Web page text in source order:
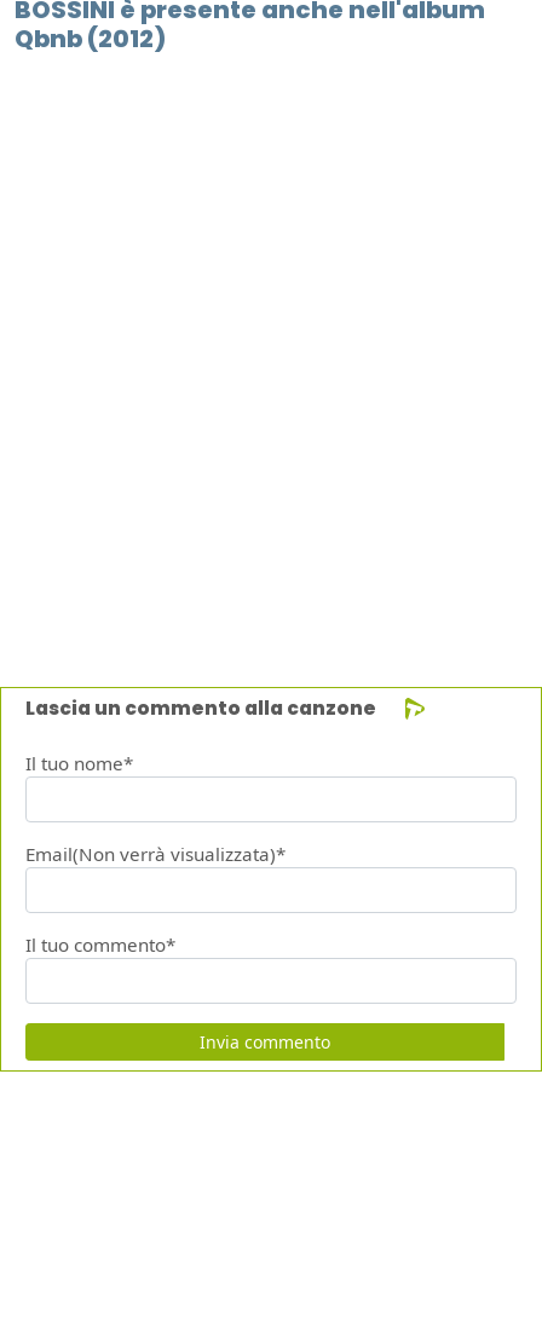
BOSSINI è presente anche nell'album
Qbnb (2012)
Lascia un commento alla canzone
Il tuo nome*
Email(Non verrà visualizzata)*
Il tuo commento*
Invia commento